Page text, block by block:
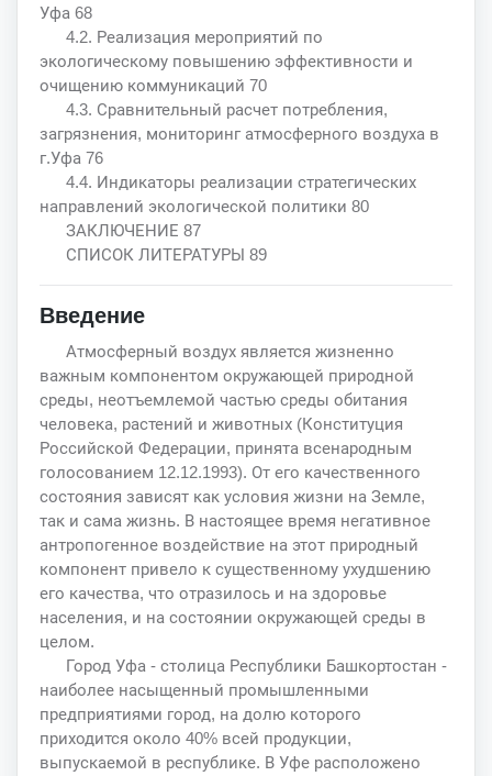
Уфа 68
4.2. Реализация мероприятий по
экологическому повышению эффективности и
очищению коммуникаций 70
4.3. Сравнительный расчет потребления,
загрязнения, мониторинг атмосферного воздуха в
г.Уфа 76
4.4. Индикаторы реализации стратегических
направлений экологической политики 80
ЗАКЛЮЧЕНИЕ 87
СПИСОК ЛИТЕРАТУРЫ 89
Введение
Атмосферный воздух является жизненно
важным компонентом окружающей природной
среды, неотъемлемой частью среды обитания
человека, растений и животных (Конституция
Российской Федерации, принята всенародным
голосованием 12.12.1993). От его качественного
состояния зависят как условия жизни на Земле,
так и сама жизнь. В настоящее время негативное
антропогенное воздействие на этот природный
компонент привело к существенному ухудшению
его качества, что отразилось и на здоровье
населения, и на состоянии окружающей среды в
целом.
Город Уфа - столица Республики Башкортостан -
наиболее насыщенный промышленными
предприятиями город, на долю которого
приходится около 40% всей продукции,
выпускаемой в республике. В Уфе расположено